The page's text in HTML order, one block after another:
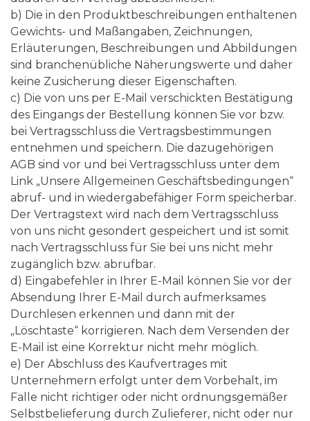
b) Die in den Produktbeschreibungen enthaltenen
Gewichts- und Maßangaben, Zeichnungen,
Erläuterungen, Beschreibungen und Abbildungen
sind branchenübliche Näherungswerte und daher
keine Zusicherung dieser Eigenschaften.
c) Die von uns per E-Mail verschickten Bestätigung
des Eingangs der Bestellung können Sie vor bzw.
bei Vertragsschluss die Vertragsbestimmungen
entnehmen und speichern. Die dazugehörigen
AGB sind vor und bei Vertragsschluss unter dem
Link „Unsere Allgemeinen Geschäftsbedingungen“
abruf- und in wiedergabefähiger Form speicherbar.
Der Vertragstext wird nach dem Vertragsschluss
von uns nicht gesondert gespeichert und ist somit
nach Vertragsschluss für Sie bei uns nicht mehr
zugänglich bzw. abrufbar.
d) Eingabefehler in Ihrer E-Mail können Sie vor der
Absendung Ihrer E-Mail durch aufmerksames
Durchlesen erkennen und dann mit der
„Löschtaste“ korrigieren. Nach dem Versenden der
E-Mail ist eine Korrektur nicht mehr möglich.
e) Der Abschluss des Kaufvertrages mit
Unternehmern erfolgt unter dem Vorbehalt, im
Falle nicht richtiger oder nicht ordnungsgemäßer
Selbstbelieferung durch Zulieferer, nicht oder nur